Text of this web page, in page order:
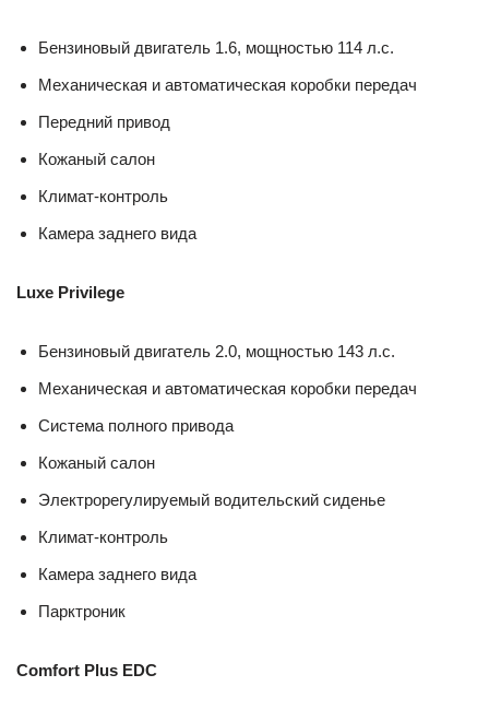
Бензиновый двигатель 1.6, мощностью 114 л.с.
Механическая и автоматическая коробки передач
Передний привод
Кожаный салон
Климат-контроль
Камера заднего вида
Luxe Privilege
Бензиновый двигатель 2.0, мощностью 143 л.с.
Механическая и автоматическая коробки передач
Система полного привода
Кожаный салон
Электрорегулируемый водительский сиденье
Климат-контроль
Камера заднего вида
Парктроник
Comfort Plus EDC